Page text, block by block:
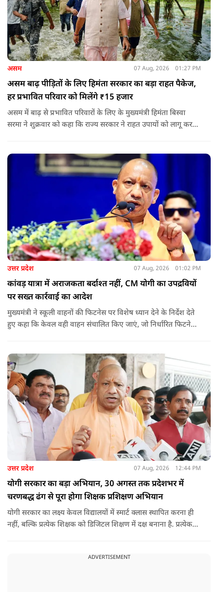
असम 07 Aug, 2026 01:27 PM
असम बाढ़ पीड़ितों के लिए हिमंता सरकार का बड़ा राहत पैकेज,
हर प्रभावित परिवार को मिलेंगे ₹15 हजार
असम में बाढ़ से प्रभावित परिवारों के लिए के मुख्यमंत्री हिमंता बिस्वा
सरमा ने शुक्रवार को कहा कि राज्य सरकार ने राहत उपायों को लागू करना
उत्तर प्रदेश 07 Aug, 2026 01:02 PM
कांवड़ यात्रा में अराजकता बर्दाश्त नहीं, CM योगी का उपद्रवियों
पर सख्त कार्रवाई का आदेश
मुख्यमंत्री ने स्कूली वाहनों की फिटनेस पर विशेष ध्यान देने के निर्देश देते
हुए कहा कि केवल वही वाहन संचालित किए जाएं, जो निर्धारित फिटनेस
ताकि विद्यार्थियों और आम नागरिकों की सुरक्षा सुनिश्चित की जा सके.
उत्तर प्रदेश 07 Aug, 2026 12:44 PM
योगी सरकार का बड़ा अभियान, 30 अगस्त तक प्रदेशभर में
चरणबद्ध ढंग से पूरा होगा शिक्षक प्रशिक्षण अभियान
योगी सरकार का लक्ष्य केवल विद्यालयों में स्मार्ट क्लास स्थापित करना ही
नहीं, बल्कि प्रत्येक शिक्षक को डिजिटल शिक्षण में दक्ष बनाना है. प्रत्येक
ADVERTISEMENT